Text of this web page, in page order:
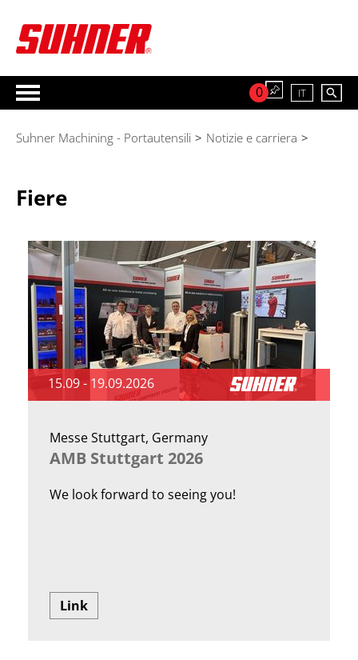
IT
0
Suhner Machining - Portautensili > Notizie e carriera >
Fiere
15.09 - 19.09.2026
Messe Stuttgart, Germany
AMB Stuttgart 2026
We look forward to seeing you!
Link